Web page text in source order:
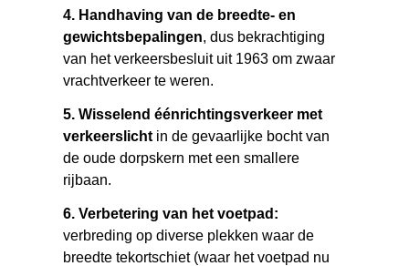
4. Handhaving van de breedte- en
gewichtsbepalingen, dus bekrachtiging
van het verkeersbesluit uit 1963 om zwaar
vrachtverkeer te weren.
5. Wisselend éénrichtingsverkeer met
verkeerslicht in de gevaarlijke bocht van
de oude dorpskern met een smallere
rijbaan.
6. Verbetering van het voetpad:
verbreding op diverse plekken waar de
breedte tekortschiet (waar het voetpad nu